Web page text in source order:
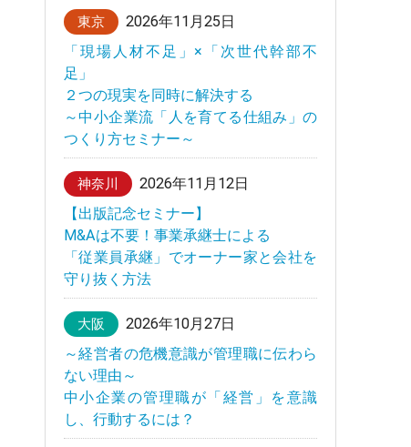
東京
2026年11月25日
「現場人材不足」×「次世代幹部不
足」
２つの現実を同時に解決する
～中小企業流「人を育てる仕組み」の
つくり方セミナー～
神奈川
2026年11月12日
【出版記念セミナー】
M&Aは不要！事業承継士による
「従業員承継」でオーナー家と会社を
守り抜く方法
大阪
2026年10月27日
～経営者の危機意識が管理職に伝わら
ない理由～
中小企業の管理職が「経営」を意識
し、行動するには？